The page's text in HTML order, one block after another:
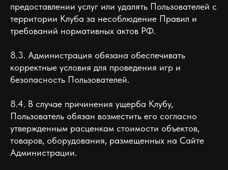
предоставлении услуг или удалять Пользователей с
территории Клуба за несоблюдение Правил и
требований нормативных актов РФ.
8.3. Администрация обязана обеспечивать
корректные условия для проведения игр и
безопасность Пользователей.
8.4. В случае причинения ущерба Клубу,
Пользователь обязан возместить его согласно
утвержденным расценкам стоимости объектов,
товаров, оборудования, размещенных на Сайте
Администрации.